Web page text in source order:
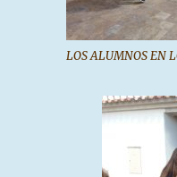
LOS ALUMNOS EN